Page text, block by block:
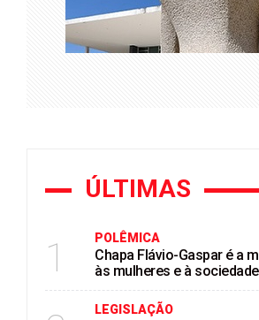
ÚLTIMAS
1 POLÊMICA
Chapa Flávio-Gaspar é a
às mulheres e à sociedade
LEGISLAÇÃO